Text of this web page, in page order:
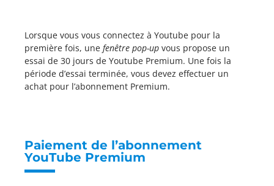
Lorsque vous vous connectez à Youtube pour la
première fois, une fenêtre pop-up vous propose un
essai de 30 jours de Youtube Premium. Une fois la
période d’essai terminée, vous devez effectuer un
achat pour l’abonnement Premium.
Paiement de l’abonnement
YouTube Premium